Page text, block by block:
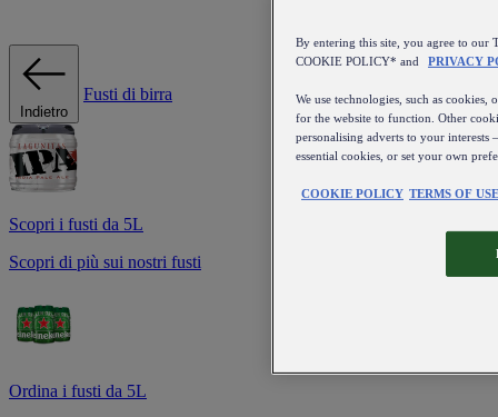
Indietro
Fusti di birra
Scopri i fusti da 5L
Scopri di più sui nostri fusti
Ordina i fusti da 5L
By entering this site, you agree to our
COOKIE POLICY* and
PRIVACY
We use technologies, such as cookies,
for the website to function. Other
personalising adverts to your interests
essential cookies, or set your own
COOKIE POLICY TERMS OF USE